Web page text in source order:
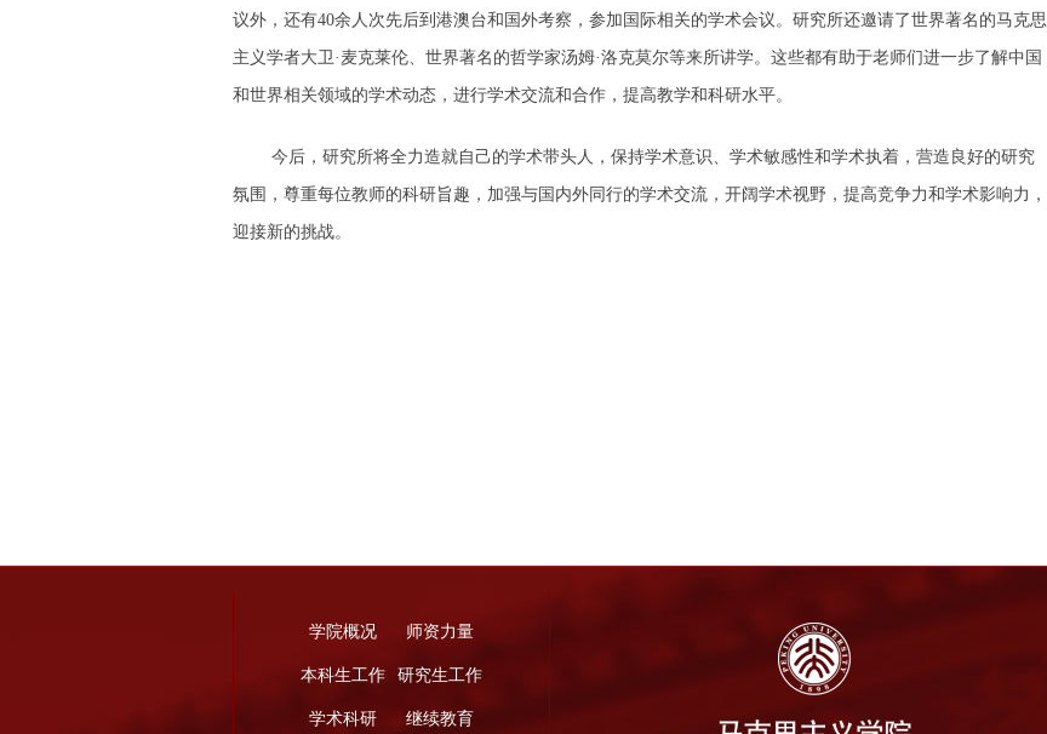
议外，还有40余人次先后到港澳台和国外考察，参加国际相关的学术会议。研究所还邀请了世界著名的马克思
主义学者大卫·麦克莱伦、世界著名的哲学家汤姆·洛克莫尔等来所讲学。这些都有助于老师们进一步了解中国
和世界相关领域的学术动态，进行学术交流和合作，提高教学和科研水平。
今后，研究所将全力造就自己的学术带头人，保持学术意识、学术敏感性和学术执着，营造良好的研究
氛围，尊重每位教师的科研旨趣，加强与国内外同行的学术交流，开阔学术视野，提高竞争力和学术影响力，
迎接新的挑战。
学院概况 师资力量
本科生工作 研究生工作
学术科研 继续教育